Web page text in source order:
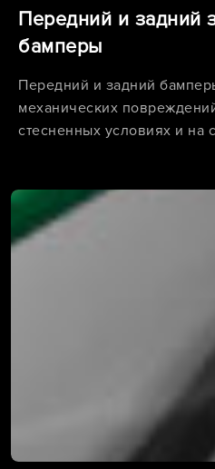
Передний и задний
бамперы
Передний и задний
механических
стесненных условиях и на